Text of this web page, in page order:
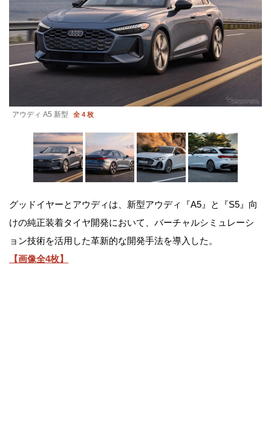
アウディ A5 新型 全 4 枚
グッドイヤーとアウディは、新型アウディ『A5』と『S5』向
けの純正装着タイヤ開発において、バーチャルシミュレーシ
ョン技術を活用した革新的な開発手法を導入した。
【画像全4枚】